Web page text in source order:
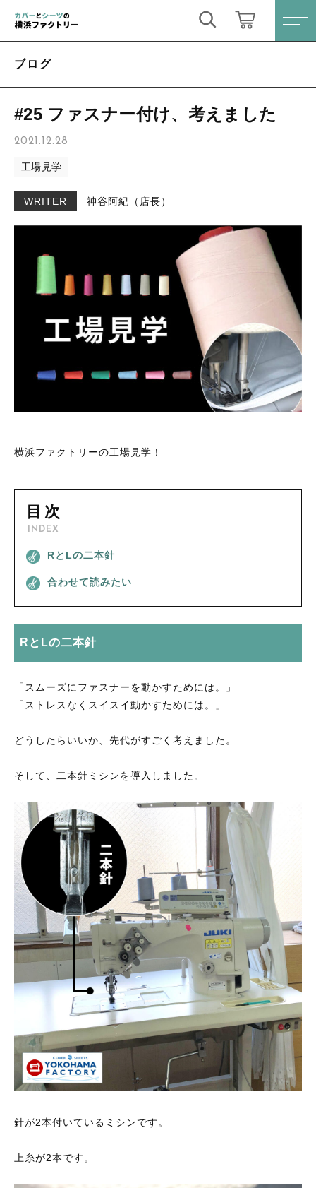
ブログ
#25 ファスナー付け、考えました
2021.12.28
工場見学
WRITER 神谷阿紀（店長）
横浜ファクトリーの工場見学！
目次
INDEX
RとLの二本針
合わせて読みたい
RとLの二本針
「スムーズにファスナーを動かすためには。」
「ストレスなくスイスイ動かすためには。」
どうしたらいいか、先代がすごく考えました。
そして、二本針ミシンを導入しました。
針が2本付いているミシンです。
上糸が2本です。
ログイン / 会員登録
お気に入り
オーダーメイド
敷布団カバー
ベッド用ボックスシーツ
敷布団用シーツ
毛布カバー
掛け布団
毛布・ケット・ひざ掛け
防災頭巾・防災頭巾カバー・ランチョンマット
防ダニ素材
肌触りがソフトな素材
暑がりの方向け
寒がりの方向け
色柄を楽しむ綿
お問合せ（生地サンプル・見積り等）
セール
お知らせ
この季節にちょうどよい商品
あったか しっとり フワフワ ほっこり もっちり
サラサラ
ふんわり ツルツル のびのび
代表取締役ご挨拶
機能集約型工場のメリット
ベッド用ボックスシーツ
敷布団用シーツ
枕カバー
毛布カバー
掛け布団
敷布団
枕・クッション
防災頭巾・防災頭巾カバー・ランチョンマット
肌触りがソフトな素材
キーワード検索
親カテゴリ
子カテゴリ
価格帯